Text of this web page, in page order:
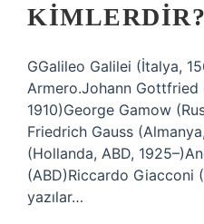
KIMLERDIR?
GGalileo Galilei (İtalya,
Armero.Johann Gottfried
1910)George Gamow
Friedrich Gauss
(Hollanda, ABD,
(ABD)Riccardo Giacconi
yazılar…